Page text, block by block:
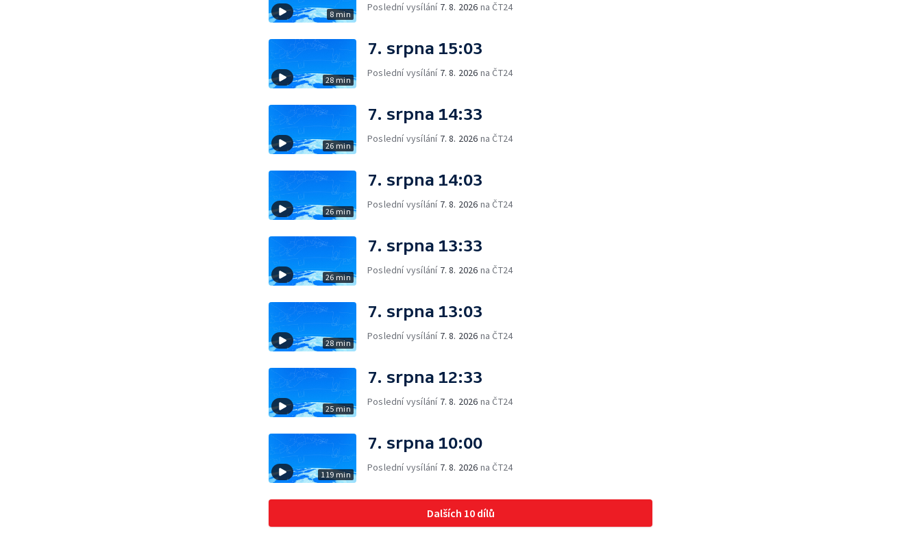
8 min
Poslední vysílání 7. 8. 2026 na ČT24
28 min
7. srpna 15:03
Poslední vysílání 7. 8. 2026 na ČT24
26 min
7. srpna 14:33
Poslední vysílání 7. 8. 2026 na ČT24
26 min
7. srpna 14:03
Poslední vysílání 7. 8. 2026 na ČT24
26 min
7. srpna 13:33
Poslední vysílání 7. 8. 2026 na ČT24
28 min
7. srpna 13:03
Poslední vysílání 7. 8. 2026 na ČT24
25 min
7. srpna 12:33
Poslední vysílání 7. 8. 2026 na ČT24
119 min
7. srpna 10:00
Poslední vysílání 7. 8. 2026 na ČT24
Dalších 10 dílů